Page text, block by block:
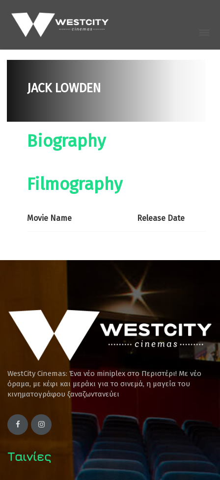
JACK LOWDEN
Biography
Filmography
Movie Name Release Date
WestCity Cinemas: Ένα νέο miniplex στο Περιστέρι! Mε νέο
όραμα, με κέφι και μεράκι για το σινεμά, η μαγεία του
κινηματογράφου ξαναζωντανεύει
Ταινίες